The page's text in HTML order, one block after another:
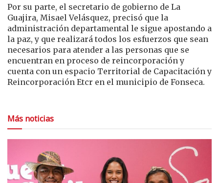
Por su parte, el secretario de gobierno de La
Guajira, Misael Velásquez, precisó que la
administración departamental le sigue apostando a
la paz, y que realizará todos los esfuerzos que sean
necesarios para atender a las personas que se
encuentran en proceso de reincorporación y
cuenta con un espacio Territorial de Capacitación y
Reincorporación Etcr en el municipio de Fonseca.
Más noticias